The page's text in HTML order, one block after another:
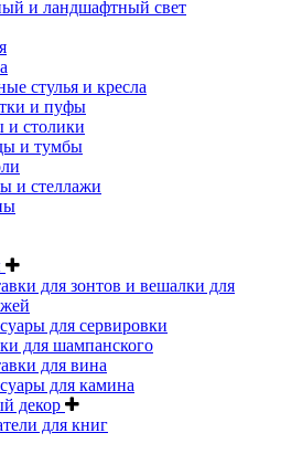
и ландшафтный свет
стулья и кресла
и пуфы
и столики
и тумбы
и стеллажи
для зонтов и вешалки для
для сервировки
для шампанского
для вина
для камина
декор
для книг